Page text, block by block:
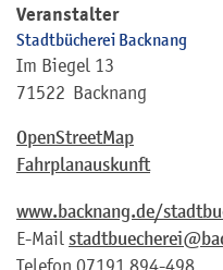
Veranstalter
Stadtbücherei Backnang
Im Biegel 13
71522 Backnang
OpenStreetMap
Fahrplanauskunft
www.backnang.de/
E-Mail
Telefon 07191 894-498